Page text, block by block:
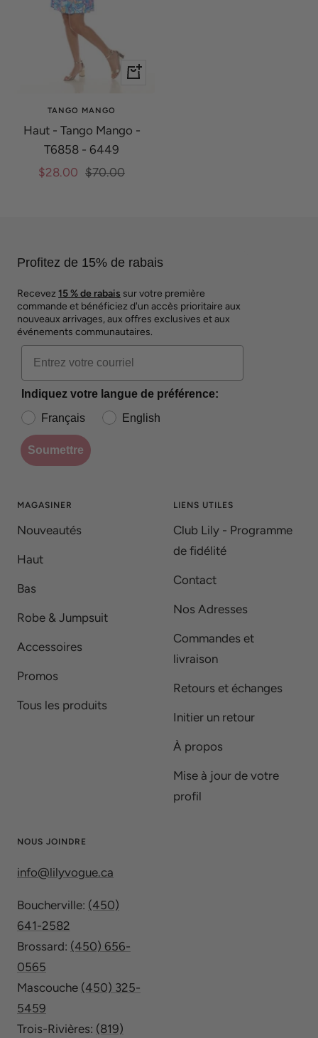
Apercu
TANGO MANGO
Haut - Tango Mango -
T6858 - 6449
Prix
$28.00 Prix
$70.00
Profitez de 15% de rabais
Recevez15 % de rabais sur votre première
commande et bénéficiez d'un accès prioritaire aux
nouveaux arrivages, aux offres exclusives et aux
événements communautaires.
Indiquez votre langue de préférence:
Français
English
Soumettre
MAGASINER
Nouveautés
Haut
Bas
Robe & Jumpsuit
Accessoires
Promos
Tous les produits
LIENS UTILES
Club Lily - Programme
de fidélité
Contact
Nos Adresses
Commandes et
livraison
Retours et échanges
Initier un retour
À propos
Mise à jour de votre
profil
NOUS JOINDRE
info@lilyvogue.ca
Boucherville: (450)
641-2582
Brossard: (450) 656-
0565
Mascouche (450) 325-
5459
Trois-Rivières: (819)